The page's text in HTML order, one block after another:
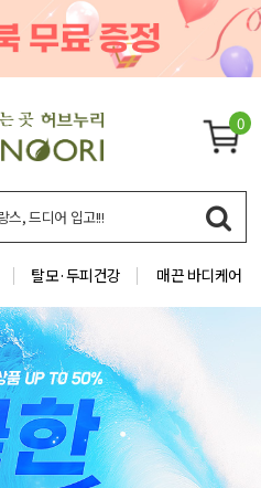
0
탈모·두피건강 매끈 바디케어